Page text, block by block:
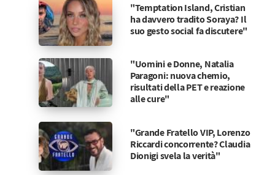
"Temptation Island, Cristian
ha davvero tradito Soraya? Il
suo gesto social fa discutere"
"Uomini e Donne, Natalia
Paragoni: nuova chemio,
risultati della PET e reazione
alle cure"
"Grande Fratello VIP, Lorenzo
Riccardi concorrente? Claudia
Dionigi svela la verità"